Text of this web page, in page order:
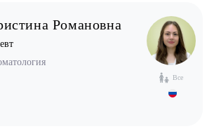
Все
Романовна